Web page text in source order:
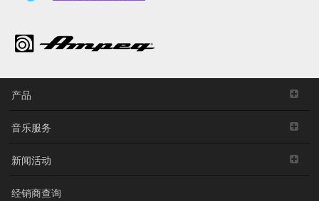
产品
音乐服务
新闻活动
经销商查询